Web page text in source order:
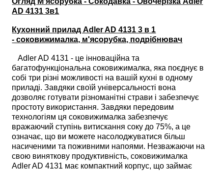
AD 4131 3в1
Кухонний прилад Adler AD 4131 3 в 1
- соковижималка, м'ясорубка, подрібнювач
Adler AD 4131 - це інноваційна та
багатофункціональна соковижималка, яка поєднує в
собі три різні можливості на вашій кухні в одному
приладі. Завдяки своїй універсальності вона
дозволяє готувати різноманітні страви і забезпечує
простоту використання. Завдяки передовим
технологіям ця соковижималка забезпечує
вражаючий ступінь витискання соку до 75%, а це
означає, що ви можете насолоджуватися більш
насиченими та поживними напоями. Незважаючи на
свою виняткову продуктивність, соковижималка
Adler AD 4131 має компактний корпус, що займає